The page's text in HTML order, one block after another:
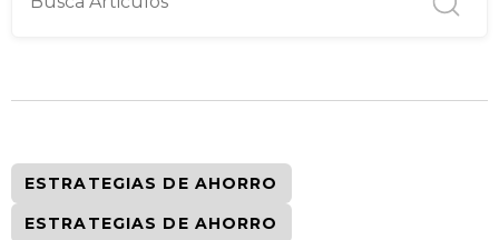
ESTRATEGIAS DE AHORRO
ESTRATEGIAS DE AHORRO